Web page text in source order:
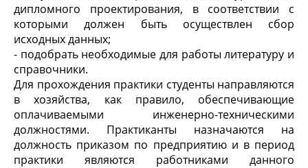
дипломного проектирования, в соответствии с
которыми должен быть осуществлен сбор
исходных данных;
- подобрать необходимые для работы литературу и
справочники.
Для прохождения практики студенты направляются
в хозяйства, как правило, обеспечивающие
оплачиваемыми инженерно-техническими
должностями. Практиканты назначаются на
должность приказом по предприятию и в период
практики являются работниками данного